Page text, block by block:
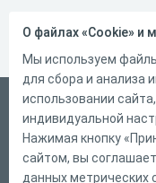
Русский
Справка
Форма обратной
О файлах «Cookie» и
Мы используем
для сбора и анализа
использовании
индивидуальной
Нажимая кнопку
сайтом, вы
данных метрических